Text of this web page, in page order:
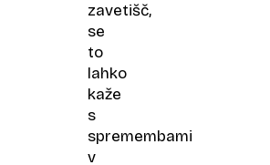
zavetišč,
se
to
lahko
kaže
s
spremembami
v